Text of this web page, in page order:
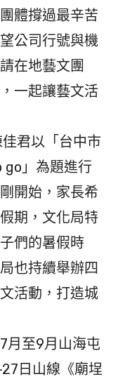
體撐過最辛苦
公司行號與機
在地藝文團
一起讓藝文活
君以「台中市
go」為題進行
開始，家長希
期，文化局特
們的暑假時
也持續舉辦四
活動，打造城
月至9月山海屯
日山線《廟埕